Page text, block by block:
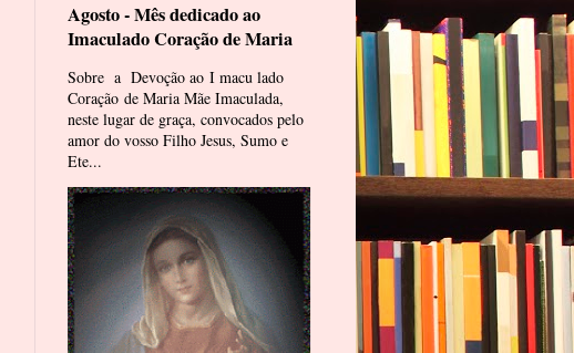
Agosto - Mês dedicado ao
Imaculado Coração de Maria
Sobre a Devoção ao I macu lado
Coração de Maria Mãe Imaculada,
neste lugar de graça, convocados pelo
amor do vosso Filho Jesus, Sumo e
Ete...